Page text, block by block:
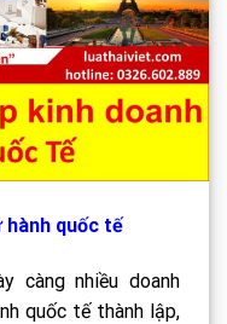
hành quốc tế
càng nhiều doanh
quốc tế thành lập,